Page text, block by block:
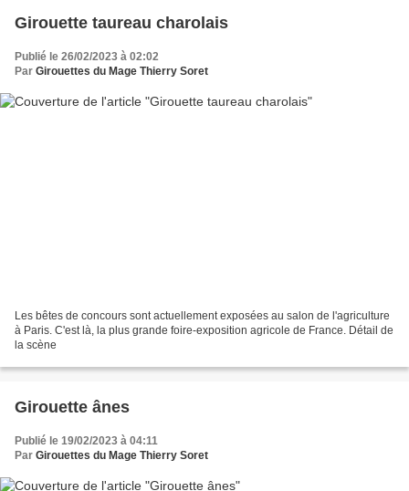
Girouette taureau charolais
Publié le 26/02/2023 à 02:02
Par Girouettes du Mage Thierry Soret
Les bêtes de concours sont actuellement exposées au salon de l'agriculture
à Paris. C'est là, la plus grande foire-exposition agricole de France. Détail de
la scène
Girouette ânes
Publié le 19/02/2023 à 04:11
Par Girouettes du Mage Thierry Soret